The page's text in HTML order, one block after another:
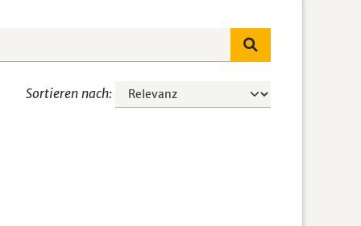
Sortieren nach